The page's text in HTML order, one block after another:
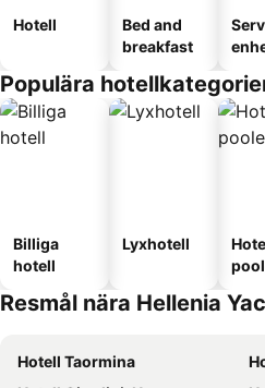
Hotell
Bed and
breakfast
Populära
Billiga
hotell
Lyxhotell
Resmål nära Hellenia
Hotell Taormina